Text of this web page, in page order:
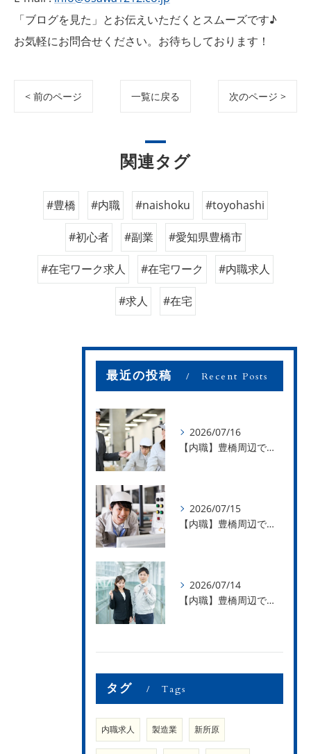
「ブログを見た」とお伝えいただくとスムーズです♪
お気軽にお問合せください。お待ちしております！
< 前のページ 一覧に戻る 次のページ >
関連タグ
#豊橋 #内職 #naishoku #toyohashi
#初心者 #副業 #愛知県豊橋市
#在宅ワーク求人 #在宅ワーク #内職求人
#求人 #在宅
最近の投稿 Recent Posts
2026/07/16
【内職】豊橋周辺で内職のお仕事を探している方募集中！【お仕事の内容】
2026/07/15
【内職】豊橋周辺で内職のお仕事を探している方募集中！【急な学級閉鎖も安心】
2026/07/14
【内職】豊橋周辺で内職のお仕事を探している方募集中！【内職さまのお声②】
タグ Tags
内職求人 製造業 新所原